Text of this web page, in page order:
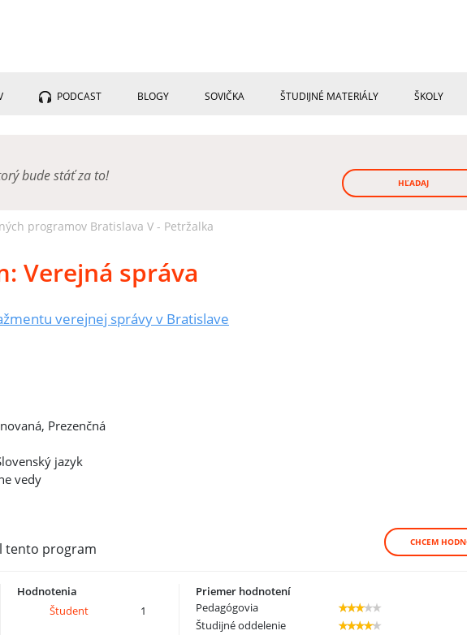
PODCAST BLOGY SOVIČKA ŠTUDIJNÉ MATERIÁLY ŠKOLY
bude stáť za to!
HĽADAJ
programov Bratislava V - Petržalka
Verejná správa
verejnej správy v Bratislave
Prezenčná
jazyk
vedy
tento program CHCEM
Hodnotenia
Študent
1
Priemer hodnotení
Pedagógovia
Študijné oddelenie